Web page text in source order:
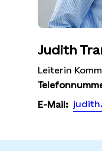
Judith
Leiterin
E-Mail: